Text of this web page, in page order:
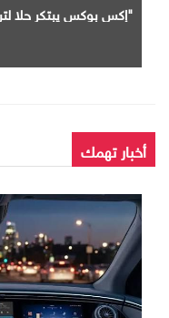
"إكس بوكس يبتكر حلا
أخبار تهمك